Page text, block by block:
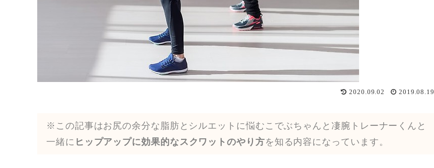
2020.09.02 2019.08.19
※この記事はお尻の余分な脂肪とシルエットに悩むこでぶちゃんと凄腕トレーナーくんと
一緒に ヒップアップに効果的なスクワットのやり方を知る内容になっています。